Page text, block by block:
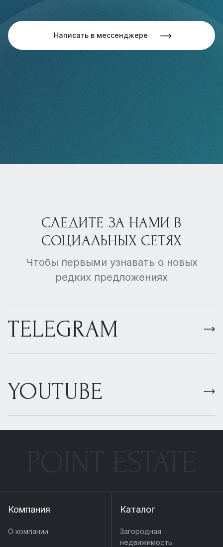
Написать в мессенджере
СЛЕДИТЕ ЗА НАМИ В
СОЦИАЛЬНЫХ СЕТЯХ
Чтобы первыми узнавать о новых
редких предложениях
TELEGRAM
YOUTUBE
Компания
О компании
Каталог
Загородная
недвижимость